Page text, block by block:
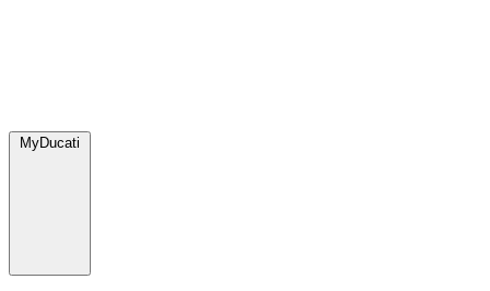
MyDucati